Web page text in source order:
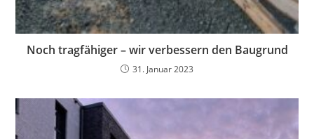
Noch tragfähiger – wir verbessern den Baugrund
31. Januar 2023